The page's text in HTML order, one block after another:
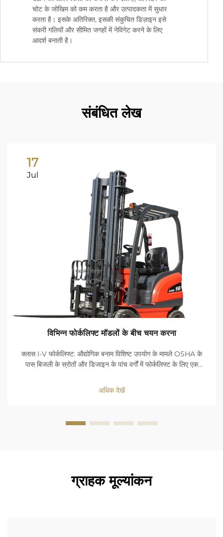
चोट के जोखिम को कम करता है और उत्पादकता में सुधार
करता है। इसके अतिरिक्त, इसकी संकुचित डिज़ाइन इसे
संकरी गलियों और सीमित जगहों में नेविगेट करने के लिए
आदर्श बनाती है।
संबंधित लेख
17
Jul
विभिन्न फोर्कलिफ्ट मॉडलों के बीच चयन करना
क्लास I-V फोर्कलिफ्ट: औद्योगिक बनाम विशिष्ट उपयोग के मामले OSHA के
पास बिजली के स्रोतों और डिजाइन के पांच वर्गों में फोर्कलिफ्ट के लिए एक
राइडर ट्रक...) को बनाए रखते हैं
अधिक देखें
ग्राहक मूल्यांकन